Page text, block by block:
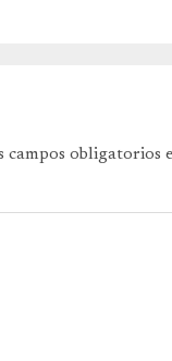
campos obligatorios